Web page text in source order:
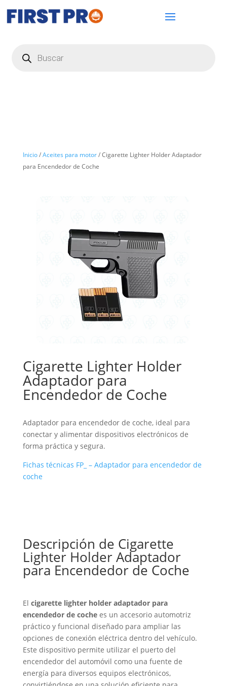
productos
Inicio/Aceites para motor/ Cigarette Lighter Holder Adaptador
para Encendedor de Coche
Cigarette Lighter Holder
Adaptador para
Encendedor de Coche
Adaptador para encendedor de coche, ideal para
conectar y alimentar dispositivos electrónicos de
forma práctica y segura.
Fichas técnicas FP_ – Adaptador para encendedor de
coche
Descripción de Cigarette
Lighter Holder Adaptador
para Encendedor de Coche
El cigarette lighter holder adaptador para
encendedor de cochees un accesorio automotriz
práctico y funcional diseñado para ampliar las
opciones de conexión eléctrica dentro del vehículo.
Este dispositivo permite utilizar el puerto del
encendedor del automóvil como una fuente de
energía para diversos equipos electrónicos,